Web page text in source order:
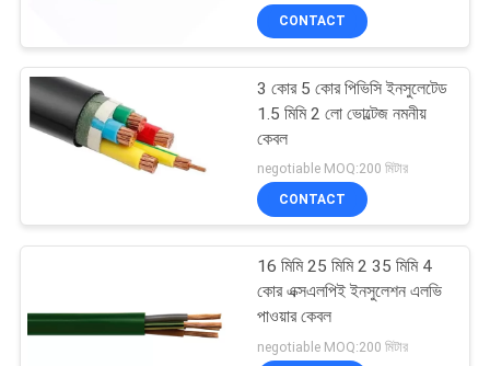
পিভিসি অন্তরক তারগুলি
এয়ারিয়াল বান্ডিল কেবল
CONTACT
3 কোর 5 কোর পিভিসি ইনসুলেটেড
1.5 মিমি 2 লো ভোল্টেজ নমনীয়
কেবল
negotiable MOQ:200 মিটার
CONTACT
16 মিমি 25 মিমি 2 35 মিমি 4
কোর এক্সএলপিই ইনসুলেশন এলভি
পাওয়ার কেবল
negotiable MOQ:200 মিটার